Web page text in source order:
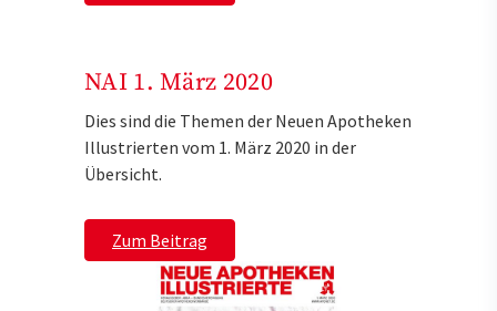
NAI 1. März 2020
Dies sind die Themen der Neuen Apotheken
Illustrierten vom 1. März 2020 in der
Übersicht.
Zum Beitrag